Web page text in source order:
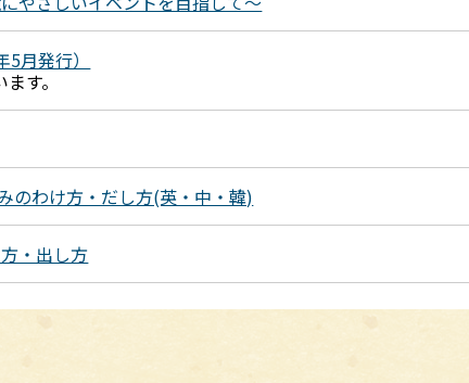
月発行）
す。
のわけ方・だし方(英・中・韓)
・出し方